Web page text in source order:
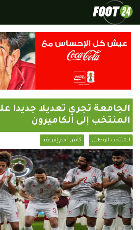
الأخبار الوطنية
الأخبار العالمية
محترفونا بالخارج
ألبومات الصور
أخبار متفرقة
البرامج
البث المباشر
Chrono24
Sports 24
الجامعة تجري تعديلا جديدا
المنتخب إلى الكاميرون
المنتخب الوطني كأس أمم إفريقيا